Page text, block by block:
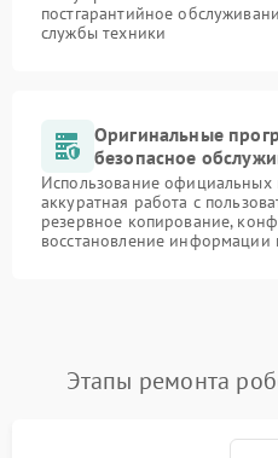
постгарантийное
службы техники
Оригинальные
безопасное
Использование
аккуратная работа с
резервное копирование,
восстановление информации
Этапы ремонта